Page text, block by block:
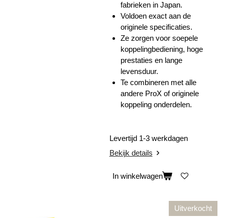
fabrieken in Japan.
Voldoen exact aan de
originele specificaties.
Ze zorgen voor soepele
koppelingbediening, hoge
prestaties en lange
levensduur.
Te combineren met alle
andere ProX of originele
koppeling onderdelen.
Levertijd 1-3 werkdagen
Bekijk details
In winkelwagen
Uitverkocht